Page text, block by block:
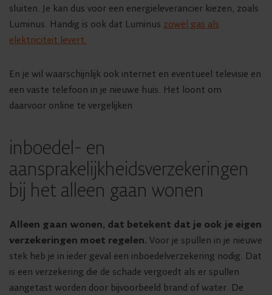
sluiten. Je kan dus voor een energieleverancier kiezen, zoals
Luminus. Handig is ook dat Luminus zowel gas als
elektriciteit levert.
En je wil waarschijnlijk ook internet en eventueel televisie en
een vaste telefoon in je nieuwe huis. Het loont om
daarvoor online te vergelijken
inboedel- en
aansprakelijkheidsverzekeringen
bij het alleen gaan wonen
Alleen gaan wonen, dat betekent dat je ook je eigen
verzekeringen moet regelen. Voor je spullen in je nieuwe
stek heb je in ieder geval een inboedelverzekering nodig. Dat
is een verzekering die de schade vergoedt als er spullen
aangetast worden door bijvoorbeeld brand of water. De